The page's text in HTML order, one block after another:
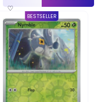
♡
BESTSELLER